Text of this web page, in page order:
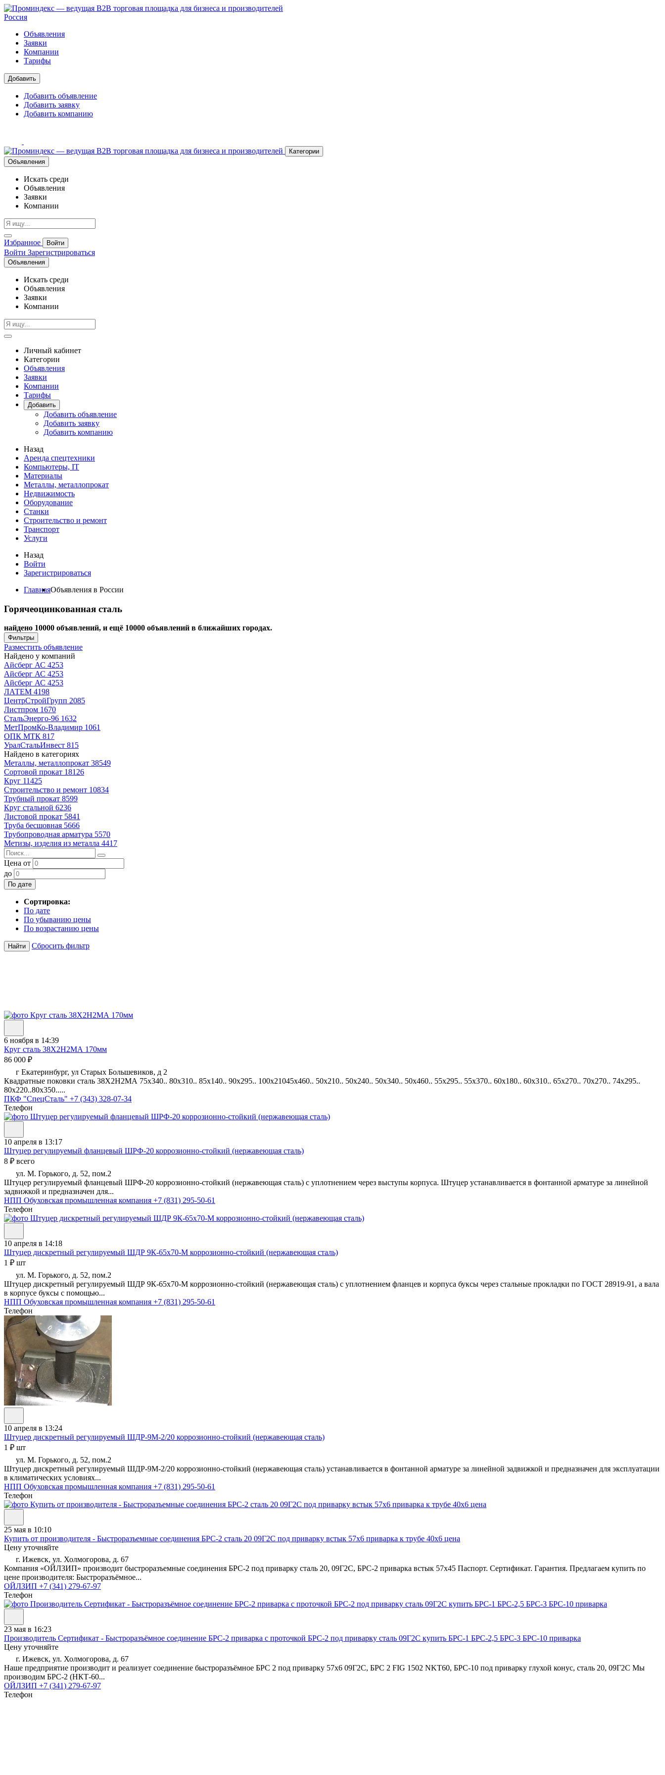
Россия
Объявления
Заявки
Компании
Тарифы
Добавить
Добавить объявление
Добавить заявку
Добавить компанию
Категории
Объявления
Искать среди
Объявления
Заявки
Компании
Избранное Войти
Войти Зарегистрироваться
Объявления
Искать среди
Объявления
Заявки
Компании
Личный кабинет
Категории
Объявления
Заявки
Компании
Тарифы
Добавить
Добавить объявление
Добавить заявку
Добавить компанию
Назад
Аренда спецтехники
Компьютеры, IT
Материалы
Металлы, металлопрокат
Недвижимость
Оборудование
Станки
Строительство и ремонт
Транспорт
Услуги
Назад
Войти
Зарегистрироваться
ГлавнаяОбъявления в России
Горячеоцинкованная сталь
найдено 10000 объявлений, и ещё 10000 объявлений в ближайших городах.
Фильтры
Разместить объявление
Найдено у компаний
Айсберг АС 4253
Айсберг АС 4253
Айсберг АС 4253
ЛАТЕМ 4198
ЦентрСтройГрупп 2085
Листпром 1670
СтальЭнерго-96 1632
МетПромКо-Владимир 1061
ОПК МТК 817
УралСтальИнвест 815
Найдено в категориях
Металлы, металлопрокат 38549
Сортовой прокат 18126
Круг 11425
Строительство и ремонт 10834
Трубный прокат 8599
Круг стальной 6236
Листовой прокат 5841
Труба бесшовная 5666
Трубопроводная арматура 5570
Метизы, изделия из металла 4417
Цена от
до
По дате
Сортировка:
По дате
По убыванию цены
По возрастанию цены
Найти Сбросить фильтр
6 ноября в 14:39
Круг сталь 38Х2Н2МА 170мм
86 000 ₽
г Екатеринбург, ул Старых Большевиков, д 2
Квадратные поковки сталь 38Х2Н2МА 75х340.. 80х310.. 85х140.. 90х295.. 100х21045х460.. 50х210.. 50х240.. 50х340.. 50х460.. 55х295.. 55х370.. 60х180.. 60х310.. 65х270.. 70х270.. 74х295..
80х220..80х350.....
ПКФ "СпецСталь" +7 (343) 328-07-34
Телефон
10 апреля в 13:17
Штуцер регулируемый фланцевый ШРФ-20 коррозионно-стойкий (нержавеющая сталь)
8 ₽ всего
ул. М. Горького, д. 52, пом.2
Штуцер регулируемый фланцевый ШРФ-20 коррозионно-стойкий (нержавеющая сталь) с уплотнением через выступы корпуса. Штуцер устанавливается в фонтанной арматуре за линейной
задвижкой и предназначен для...
НПП Обуховская промышленная компания +7 (831) 295-50-61
Телефон
10 апреля в 14:18
Штуцер дискретный регулируемый ШДР 9К-65х70-М коррозионно-стойкий (нержавеющая сталь)
1 ₽ шт
ул. М. Горького, д. 52, пом.2
Штуцер дискретный регулируемый ШДР 9К-65х70-М коррозионно-стойкий (нержавеющая сталь) с уплотнением фланцев и корпуса буксы через стальные прокладки по ГОСТ 28919-91, а вала
в корпусе буксы с помощью...
НПП Обуховская промышленная компания +7 (831) 295-50-61
Телефон
10 апреля в 13:24
Штуцер дискретный регулируемый ШДР-9М-2/20 коррозионно-стойкий (нержавеющая сталь)
1 ₽ шт
ул. М. Горького, д. 52, пом.2
Штуцер дискретный регулируемый ШДР-9М-2/20 коррозионно-стойкий (нержавеющая сталь) устанавливается в фонтанной арматуре за линейной задвижкой и предназначен для эксплуатации
в климатических условиях...
НПП Обуховская промышленная компания +7 (831) 295-50-61
Телефон
25 мая в 10:10
Купить от производителя - Быстроразъемные соединения БРС-2 сталь 20 09Г2С под приварку встык 57х6 приварка к трубе 40х6 цена
Цену уточняйте
г. Ижевск, ул. Холмогорова, д. 67
Компания «ОЙЛЗИП» производит быстроразъемные соединения БРС-2 под приварку сталь 20, 09Г2С, БРС-2 приварка встык 57х45 Паспорт. Сертификат. Гарантия. Предлагаем купить по
цене производителя: Быстроразъёмное...
ОЙЛЗИП +7 (341) 279-67-97
Телефон
23 мая в 16:23
Производитель Сертификат - Быстроразъёмное соединение БРС-2 приварка с проточкой БРС-2 под приварку сталь 09Г2С купить БРС-1 БРС-2,5 БРС-3 БРС-10 приварка
Цену уточняйте
г. Ижевск, ул. Холмогорова, д. 67
Наше предприятие производит и реализует соединение быстроразъёмное БРС 2 под приварку 57х6 09Г2С, БРС 2 FIG 1502 NKT60, БРС-10 под приварку глухой конус, сталь 20, 09Г2С Мы
производим БРС-2 (НКТ-60...
ОЙЛЗИП +7 (341) 279-67-97
Телефон